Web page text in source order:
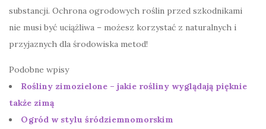
substancji. Ochrona ogrodowych roślin przed szkodnikami
nie musi być uciążliwa – możesz korzystać z naturalnych i
przyjaznych dla środowiska metod!
Podobne wpisy
Rośliny zimozielone – jakie rośliny wyglądają pięknie
także zimą
Ogród w stylu śródziemnomorskim